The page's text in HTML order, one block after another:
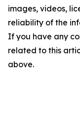
images, videos,
reliability of the
If you have any
related to this
above.